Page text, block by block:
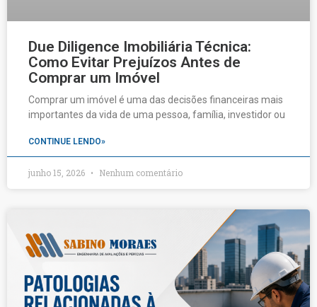
Due Diligence Imobiliária Técnica:
Como Evitar Prejuízos Antes de
Comprar um Imóvel
Comprar um imóvel é uma das decisões financeiras mais
importantes da vida de uma pessoa, família, investidor ou
CONTINUE LENDO»
junho 15, 2026 Nenhum comentário